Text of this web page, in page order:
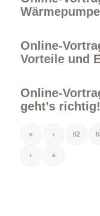
Online-
Vorteile und
Online-
geht’s richtig!
« ‹ 62
› »